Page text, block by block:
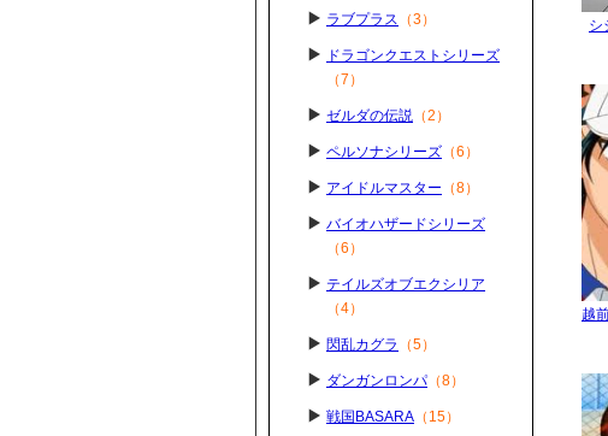
シ
越
ラブプラス （3）
ドラゴンクエストシリーズ
（7）
ゼルダの伝説 （2）
ペルソナシリーズ （6）
アイドルマスター （8）
バイオハザードシリーズ
（6）
テイルズオブエクシリア
（4）
閃乱カグラ （5）
ダンガンロンパ（8）
戦国BASARA （15）